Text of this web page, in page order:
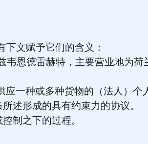
文赋予它们的含义：
韦恩德雷赫特，主要营业地为
一种或多种货物的（法人）个
述形成的具有约束力的协议。
制之下的过程。